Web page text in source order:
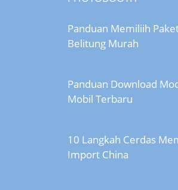
Panduan Memiliih
Belitung Murah
Panduan Download
Mobil Terbaru
10 Langkah Cerdas
Import China